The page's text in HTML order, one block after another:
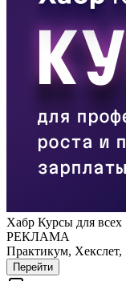
Хабр Курсы для всех
РЕКЛАМА
Практикум, Хекслет,
Перейти